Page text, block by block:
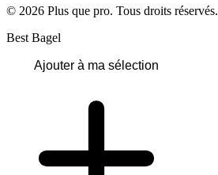
© 2026 Plus que pro. Tous droits réservés.
Best Bagel
Ajouter à ma sélection